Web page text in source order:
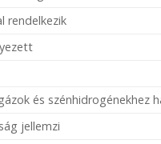
rendelkezik
és szénhidrogénekhez
jellemzi